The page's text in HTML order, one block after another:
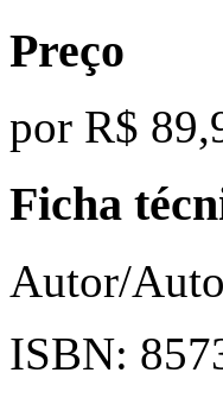
Preço
por R$
Ficha
Autor/
ISBN: